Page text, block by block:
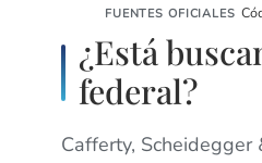
FUENTES OFICIALES
¿Está
federal?
Cafferty, Scheidegger